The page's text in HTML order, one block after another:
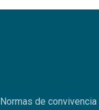
Normas de convivencia